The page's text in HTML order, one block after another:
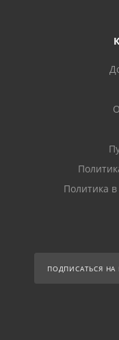
Политика
ПОДПИСАТЬСЯ НА